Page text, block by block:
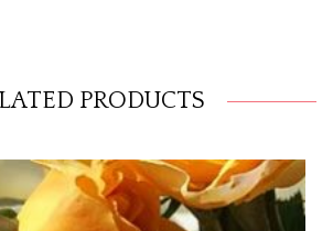
PRODUCTS